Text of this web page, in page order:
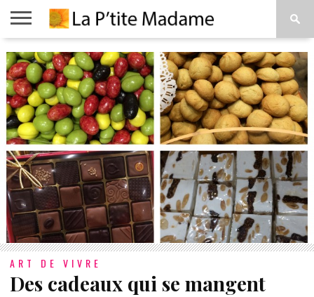
ACCUEIL
BEAUTÉ
MODE
ART
DE
VIVRE
À
PROPOS
ART DE VIVRE
Des cadeaux qui se mangent